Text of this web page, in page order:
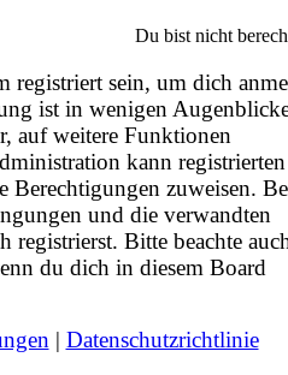
Du bist nicht
registriert sein, um dich
ist in wenigen
auf weitere Funktionen
kann registrierten
Berechtigungen zuweisen.
und die verwandten
registrierst. Bitte beachte
du dich in diesem Board
| Datenschutzrichtlinie